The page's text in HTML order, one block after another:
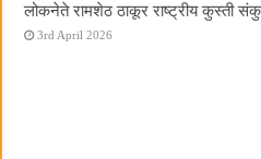
लोकनेते रामशेठ ठाकूर राष्ट्रीय कुस्ती
3rd April 2026